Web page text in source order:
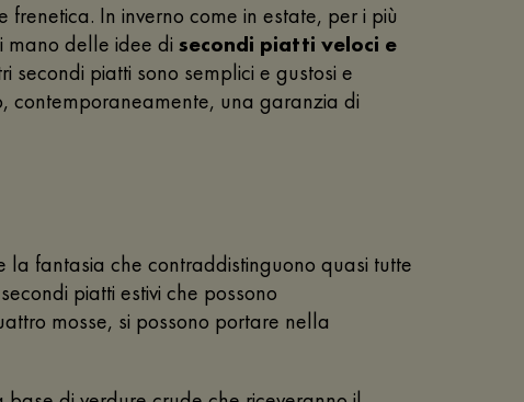
In inverno come in estate, per i più
mano delle idee di secondi piatti veloci e
piatti sono semplici e gustosi e
contemporaneamente, una garanzia di
fantasia che contraddistinguono quasi tutte
piatti estivi che possono
mosse, si possono portare nella